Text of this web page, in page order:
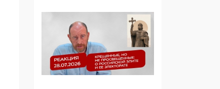
определять повестку в
образовании
09:43, 01 Июня 2026
5G за счет здоровья
граждан: Минцифры